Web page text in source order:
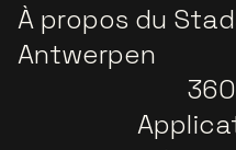
À propos du
Antwerpen